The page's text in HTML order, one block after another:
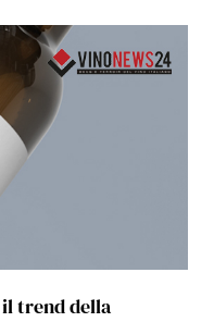
trend della